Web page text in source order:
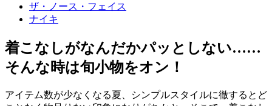
ザ・ノース・フェイス
ナイキ
着こなしがなんだかパッとしない……
そんな時は旬小物をオン！
アイテム数が少なくなる夏、シンプルスタイルに徹するとど